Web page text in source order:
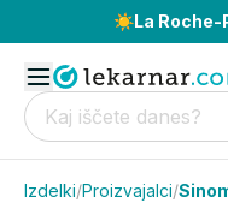
☀️La
Izdelki/Proizvajalci/